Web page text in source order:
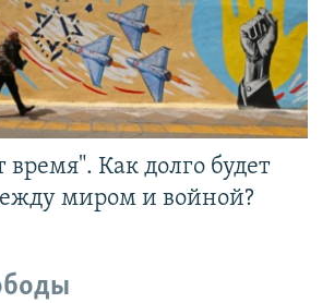
время". Как долго будет
миром и войной?